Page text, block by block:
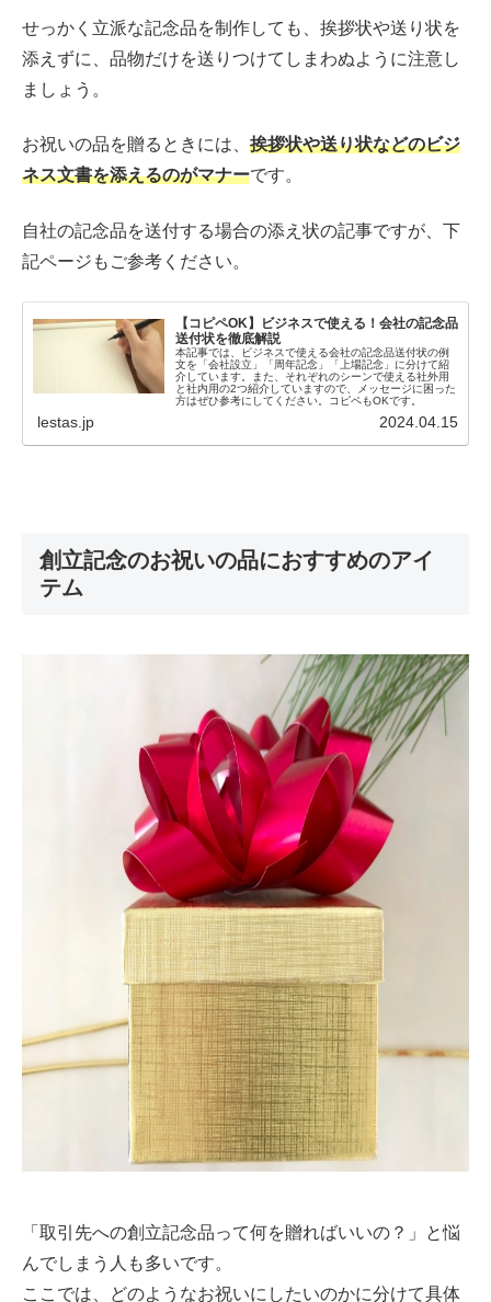
せっかく立派な記念品を制作しても、挨拶状や送り状を
添えずに、品物だけを送りつけてしまわぬように注意し
ましょう。
お祝いの品を贈るときには、 挨拶状や送り状などのビジ
ネス文書を添えるのがマナーです。
自社の記念品を送付する場合の添え状の記事ですが、下
記ページもご参考ください。
【コピペOK】ビジネスで使える！会社の記念品
送付状を徹底解説
本記事では、ビジネスで使える会社の記念品送付状の例
文を「会社設立」「周年記念」「上場記念」に分けて紹
介しています。また、それぞれのシーンで使える社外用
と社内用の2つ紹介していますので、メッセージに困った
方はぜひ参考にしてください。コピペもOKです。
lestas.jp 2024.04.15
創立記念のお祝いの品におすすめのアイ
テム
「取引先への創立記念品って何を贈ればいいの？」と悩
んでしまう人も多いです。
ここでは、どのようなお祝いにしたいのかに分けて具体